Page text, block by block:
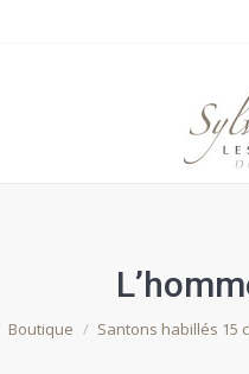
ici :
Boutique Santons habillés 15